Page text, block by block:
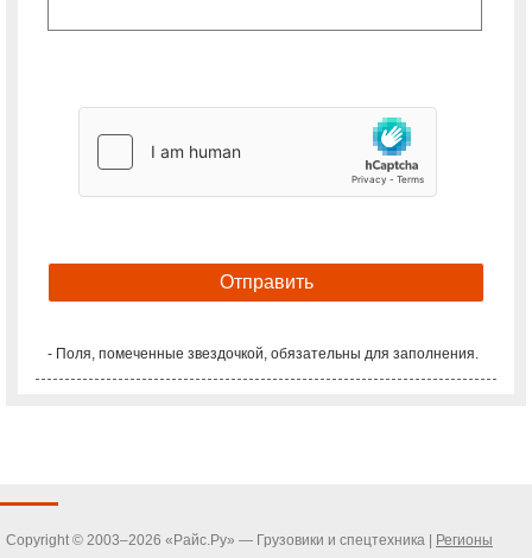
- Поля, помеченные звездочкой, обязательны для заполнения.
Copyright © 2003–2026 «Райс.Ру» — Грузовики и спецтехника | Регионы